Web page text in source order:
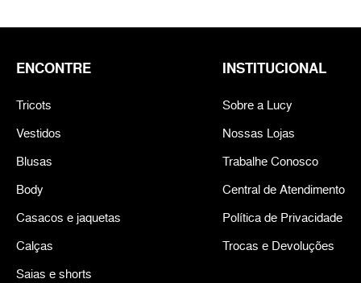
ENCONTRE
Tricots
Vestidos
Blusas
Body
Casacos e jaquetas
Calças
Saias e shorts
INSTITUCIONAL
Sobre a Lucy
Nossas Lojas
Trabalhe Conosco
Central de Atendimento
Política de Privacidade
Trocas e Devoluções